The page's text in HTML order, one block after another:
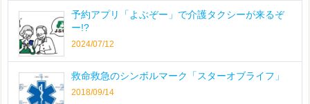
予約アプリ「よぶぞー」で介護タクシーが来るぞ
ー!?
2024/07/12
救命救急のシンボルマーク「スターオブライフ」
2018/09/14